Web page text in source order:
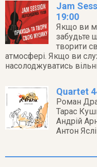
Jam
19:00
Якщо ви
забудьте
творити
атмосфері. Якщо ви
насолоджуватись
Quartet
Роман
Тарас
Андрій
Антон